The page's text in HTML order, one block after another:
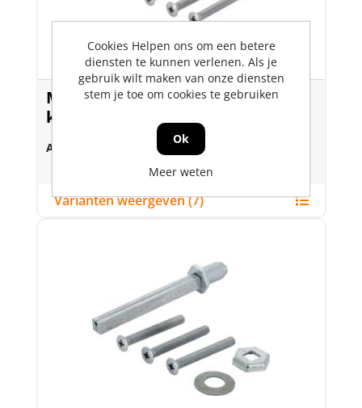
Montageset voor VH garnituren
kruk/kruk London
Art.nr.: 1392603
Varianten weergeven (7)
Cookies Helpen ons om een betere
diensten te kunnen verlenen. Als je
gebruik wilt maken van onze diensten
stem je toe om cookies te gebruiken
Ok
Meer weten